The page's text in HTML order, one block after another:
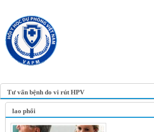
Tư vấn bệnh do vi rút HPV
lao phổi